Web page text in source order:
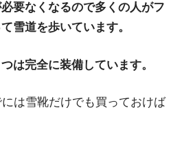
要なくなるので多くの人がフ
雪道を歩いています。
は完全に装備しています。
は雪靴だけでも買っておけば